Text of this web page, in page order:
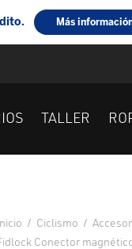
TALLER
Inicio / Ciclismo /
Conector